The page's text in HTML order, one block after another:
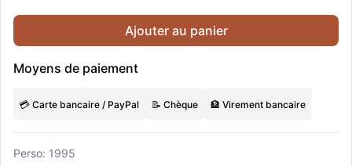
Ajouter au panier
Moyens de paiement
💳 Carte bancaire / PayPal 📝 Chèque 🏦 Virement bancaire
Perso: 1995